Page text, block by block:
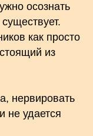
осознать
как просто
из
нервировать
не удается